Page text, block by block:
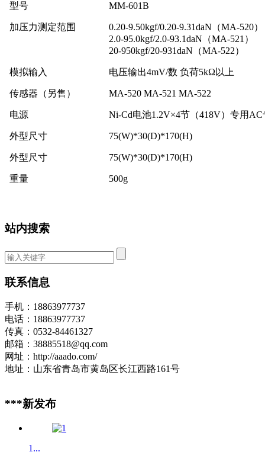
型号
MM-601B
加压力测定范围
0.20-9.50kgf/0.20-9.31daN（MA-520）
2.0-95.0kgf/2.0-93.1daN（MA-521）
20-950kgf/20-931daN（MA-522）
模拟输入 电压输出4mV/数 负荷5kΩ以上
传感器（另售） MA-520 MA-521 MA-522
电源 Ni-Cd电池1.2V×4节（418V）专用
外型尺寸 75(W)*30(D)*170(H)
外型尺寸 75(W)*30(D)*170(H)
重量 500g
站内搜索
联系信息
手机：18863977737
电话：18863977737
传真：0532-84461327
邮箱：38885518@qq.com
网址：http://aaado.com/
地址：山东省青岛市黄岛区长江西路161号
***新发布
1...